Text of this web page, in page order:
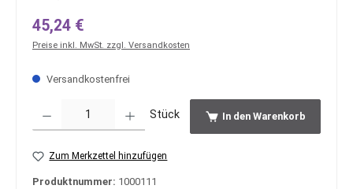
Regulärer Preis:
45,24 €
Preise inkl. MwSt. zzgl. Versandkosten
Versandkostenfrei
Stück In den Warenkorb
Zum Merkzettel hinzufügen
Produktnummer: 1000111